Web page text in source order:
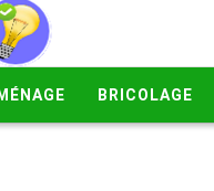
MÉNAGE BRICOLAGE